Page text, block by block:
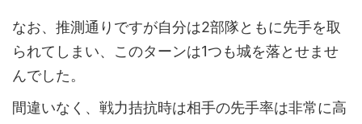
なお、推測通りですが自分は2部隊ともに先手を取
られてしまい、このターンは1つも城を落とせませ
んでした。
間違いなく、戦力拮抗時は相手の先手率は非常に高